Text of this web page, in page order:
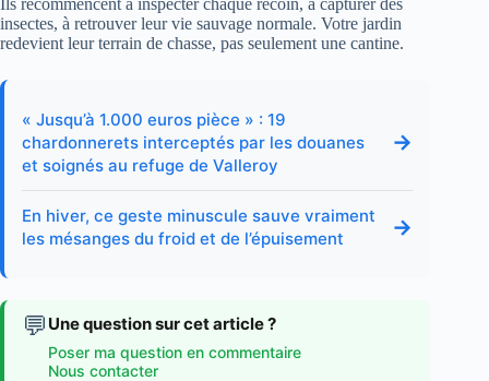
insectes, à retrouver leur vie sauvage normale. Votre jardin
redevient leur terrain de chasse, pas seulement une cantine.
« Jusqu’à 1.000 euros pièce » : 19
chardonnerets interceptés par les douanes
et soignés au refuge de Valleroy
→
En hiver, ce geste minuscule sauve vraiment
les mésanges du froid et de l’épuisement
→
💬 Une question sur cet article ?
Poser ma question en commentaire
Nous contacter